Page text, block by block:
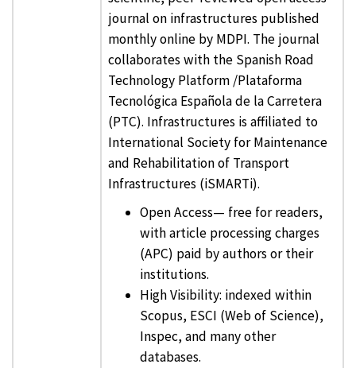
journal on infrastructures published
monthly online by MDPI. The journal
collaborates with the Spanish Road
Technology Platform /Plataforma
Tecnológica Española de la Carretera
(PTC). Infrastructures is affiliated to
International Society for Maintenance
and Rehabilitation of Transport
Infrastructures (iSMARTi).
Open Access— free for readers,
with article processing charges
(APC) paid by authors or their
institutions.
High Visibility: indexed within
Scopus, ESCI (Web of Science),
Inspec, and many other
databases.